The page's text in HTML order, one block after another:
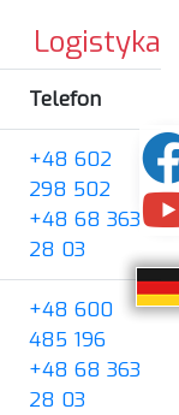
Logistyka
Telefon
+48 602
298 502
+48 68 363
28 03
+48 600
485 196
+48 68 363
28 03